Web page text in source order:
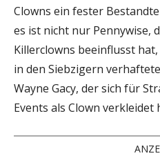
Clowns ein fester
es ist nicht nur Pennywise,
Killerclowns beeinflusst
in den Siebzigern
Wayne Gacy, der sich für
Events als Clown verkleidet